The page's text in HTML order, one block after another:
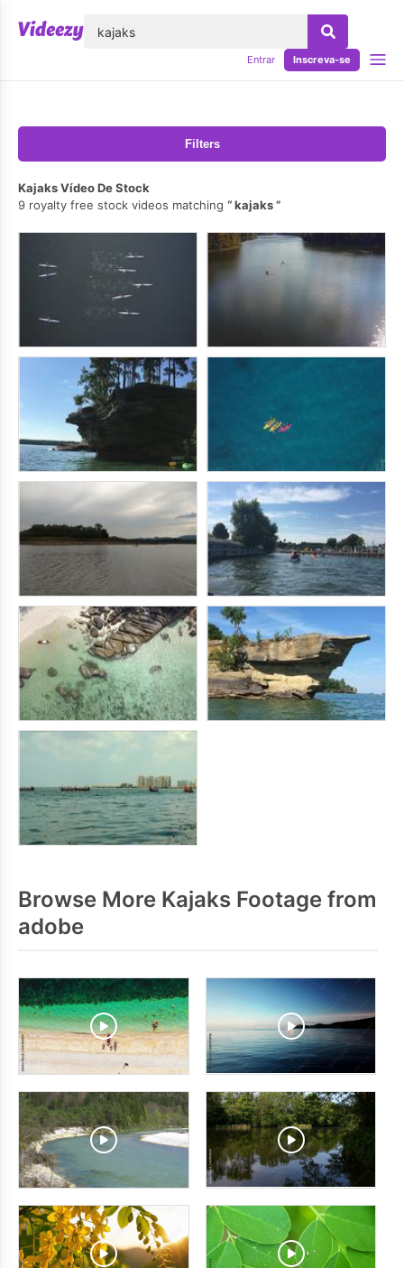
Entrar Inscreva-se
Filters
Kajaks Vídeo De Stock
9 royalty free stock videos matching
kajaks
Browse More Kajaks Footage from
adobe